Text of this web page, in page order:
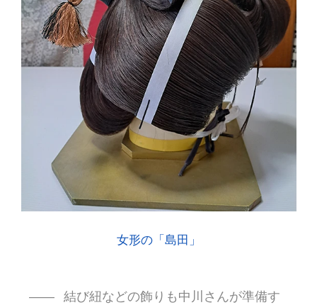
女形の「島田」
結び紐などの飾りも中川さんが準備す